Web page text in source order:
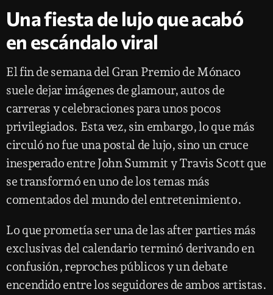
Una fiesta de lujo que acabó
en escándalo viral
El fin de semana del Gran Premio de Mónaco
suele dejar imágenes de glamour, autos de
carreras y celebraciones para unos pocos
privilegiados. Esta vez, sin embargo, lo que más
circuló no fue una postal de lujo, sino un cruce
inesperado entre John Summit y Travis Scott que
se transformó en uno de los temas más
comentados del mundo del entretenimiento.
Lo que prometía ser una de las after parties más
exclusivas del calendario terminó derivando en
confusión, reproches públicos y un debate
encendido entre los seguidores de ambos artistas.